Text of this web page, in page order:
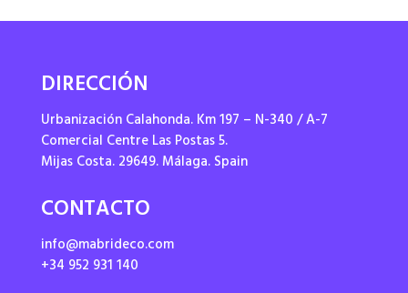
DIRECCIÓN
Urbanización Calahonda. Km 197 – N-340 / A-7
Comercial Centre Las Postas 5.
Mijas Costa. 29649. Málaga. Spain
CONTACTO
info@mabrideco.com
+34 952 931 140